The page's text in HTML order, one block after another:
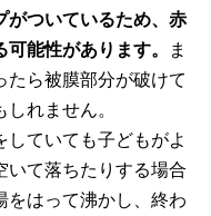
がついているため、赤
能性があります。
ま
たら被膜部分が破けて
れません。
していても子どもがよ
いて落ちたりする場合
をはって沸かし、終わ